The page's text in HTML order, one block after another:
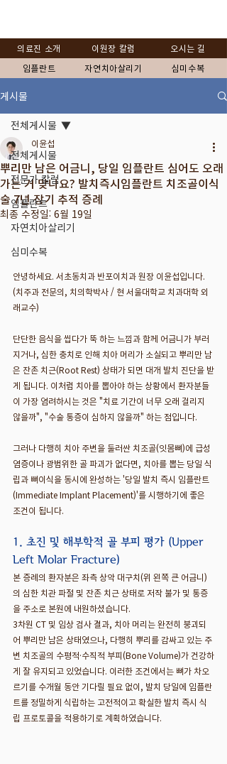
의료진 소개 이원장 칼럼
오시는 길
임플란트
자연치아살리기 심미수복
게시물
전체게시물
전문가 칼럼
임플란트
자연치아살리기
심미수복
전체게시물
뿌리만 남은 어금니, 당일 임플란트 심어도 오래
가는 거 맞나요? 발치즉시임플란트 치조골이식
술 7년 장기 추적 증례
이윤섭
최종 수정일: 6월 19일
안녕하세요. 서초동치과 반포이치과 원장 이윤섭입니다.
(치주과 전문의, 치의학박사 / 현 서울대학교 치과대학 외
래교수)
단단한 음식을 씹다가 뚝 하는 느낌과 함께 어금니가 부러
지거나, 심한 충치로 인해 치아 머리가 소실되고 뿌리만 남
은 잔존 치근(Root Rest) 상태가 되면 대개 발치 진단을 받
게 됩니다. 이처럼 치아를 뽑아야 하는 상황에서 환자분들
이 가장 염려하시는 것은 "치료 기간이 너무 오래 걸리지
않을까", "수술 통증이 심하지 않을까" 하는 점입니다.
그러나 다행히 치아 주변을 둘러싼 치조골(잇몸뼈)에 급성
염증이나 광범위한 골 파괴가 없다면, 치아를 뽑는 당일 식
립과 뼈이식을 동시에 완성하는 '당일 발치 즉시 임플란트
(Immediate Implant Placement)'를 시행하기에 좋은
조건이 됩니다.
1. 초진 및 해부학적 골 부피 평가 (Upper
Left Molar Fracture)
본 증례의 환자분은 좌측 상악 대구치(위 왼쪽 큰 어금니)
의 심한 치관 파절 및 잔존 치근 상태로 저작 불가 및 통증
을 주소로 본원에 내원하셨습니다.
3차원 CT 및 임상 검사 결과, 치아 머리는 완전히 붕괴되
어 뿌리만 남은 상태였으나, 다행히 뿌리를 감싸고 있는 주
변 치조골의 수평적·수직적 부피(Bone Volume)가 건강하
게 잘 유지되고 있었습니다. 이러한 조건에서는 뼈가 차오
르기를 수개월 동안 기다릴 필요 없이, 발치 당일에 임플란
트를 정밀하게 식립하는 고전적이고 확실한 발치 즉시 식
립 프로토콜을 적용하기로 계획하였습니다.